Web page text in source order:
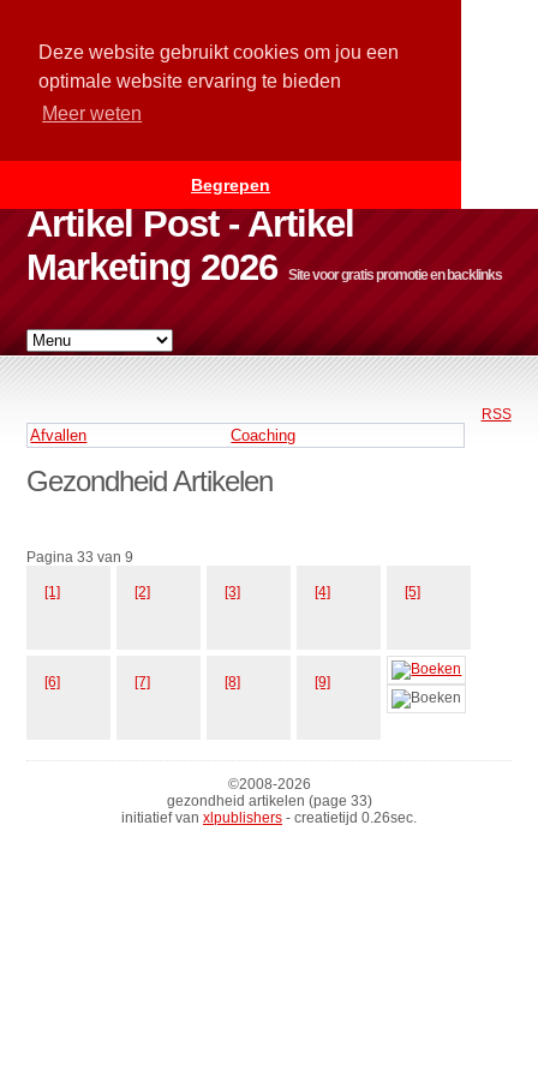
Deze website gebruikt cookies om jou een
optimale website ervaring te bieden
Meer weten
Begrepen
Artikel Post - Artikel
Marketing 2026
Site voor gratis promotie en backlinks
RSS
Afvallen Coaching
Gezondheid Artikelen
Pagina 33 van 9
[1] [2] [3] [4] [5]
[6] [7] [8] [9]
©2008-2026
gezondheid artikelen (page 33)
initiatief van xlpublishers - creatietijd 0.26sec.